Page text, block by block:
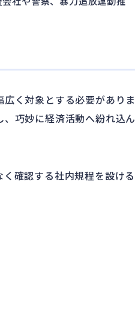
く対象とする必要がありま
、巧妙に経済活動へ紛れ込ん
確認する社内規程を設ける